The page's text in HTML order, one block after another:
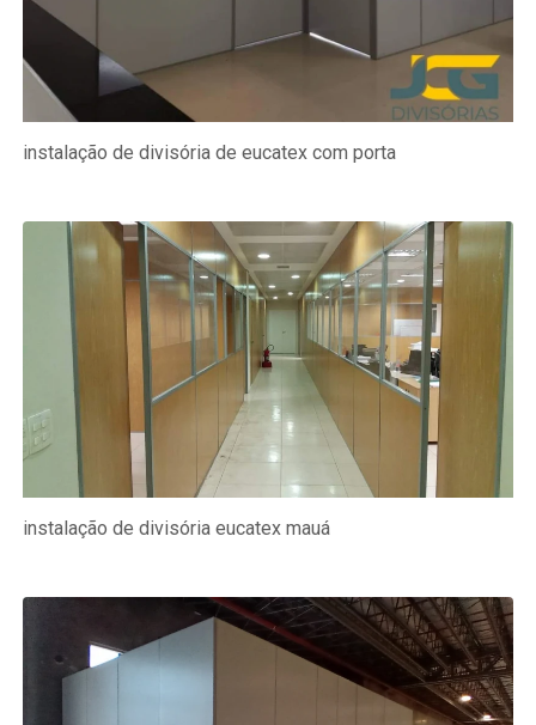
instalação de divisória de eucatex com porta
instalação de divisória eucatex mauá